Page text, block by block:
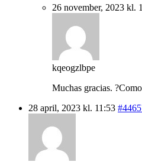
26 november, 2023 kl.
kqeogzlbpe
Muchas gracias.
28 april, 2023 kl. 11:53